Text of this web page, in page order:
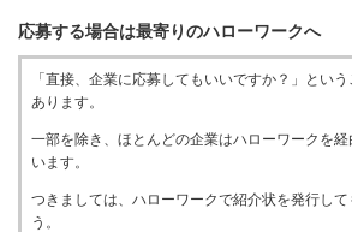
応募する場合は最寄りのハローワークへ
「直接、企業に応募してもいいですか？」とい
あります。
一部を除き、ほとんどの企業はハローワークを
います。
つきましては、ハローワークで紹介状を発行して
う。